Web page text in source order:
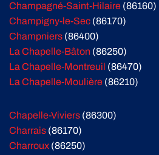
Champagné-Saint-Hilaire (86160)
Champigny-le-Sec (86170)
Champniers (86400)
La Chapelle-Bâton (86250)
La Chapelle-Montreuil (86470)
La Chapelle-Moulière (86210)
Chapelle-Viviers (86300)
Charrais (86170)
Charroux (86250)